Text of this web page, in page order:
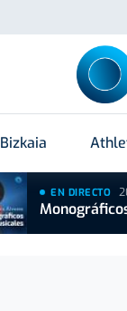
Bizkaia
EN DIRECTO